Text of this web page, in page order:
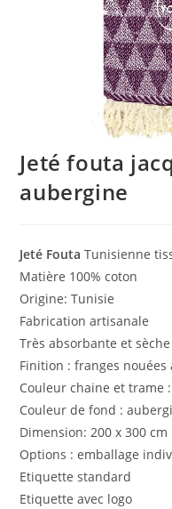
Jeté fouta
aubergine
Jeté Fouta Tunisienne
Matière 100% coton
Origine: Tunisie
Fabrication artisanale
Très absorbante et
Finition : franges
Couleur chaine et trame
Couleur de fond :
Dimension: 200 x 300 cm
Options : emballage
Etiquette standard
Etiquette avec logo